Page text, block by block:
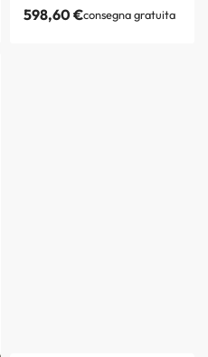
598,60€consegna gratuita